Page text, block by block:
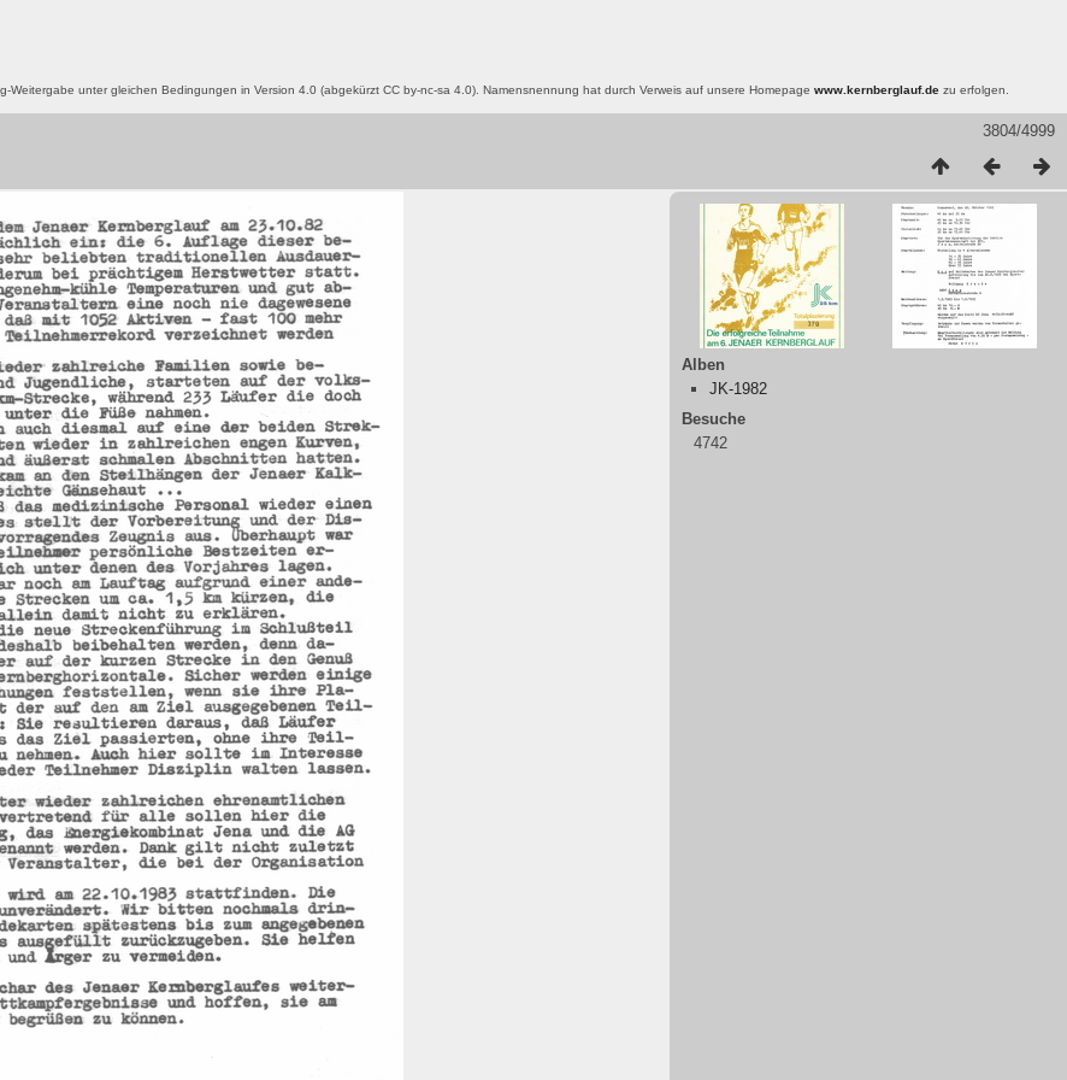
Weitergabe unter gleichen Bedingungen in Version 4.0 (abgekürzt CC by-nc-sa 4.0). Namensnennung hat durch Verweis auf unsere Homepage www.kernberglauf.de zu erfolgen.
3804/4999
Alben
JK-1982
Besuche
4742